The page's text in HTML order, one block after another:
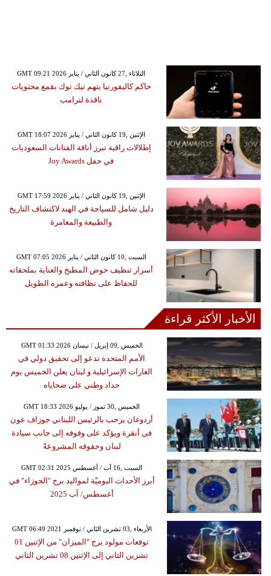
GMT 09:21 2026 الثلاثاء ,27 كانون الثاني / يناير
حاكم كاليفورنيا يتهم تيك توك بقمع محتويات
ناقدة لترامب
GMT 18:07 2026 الإثنين ,19 كانون الثاني / يناير
إطلالات راقية تبرز أناقة الفنانات السعوديات
في حفل Joy Awards
GMT 17:59 2026 الإثنين ,19 كانون الثاني / يناير
دليل شامل للسياحة في الهند لاكتشاف التاريخ
والطبيعة والمغامرة
GMT 07:05 2026 السبت ,10 كانون الثاني / يناير
أسرار تنظيف حوض المطبخ والعناية بملحقاته
للحفاظ على نظافته وعمره الطويل
الأخبار الأكثر قراءة
GMT 01:33 2026 الخميس ,09 إبريل / نيسان
الأمم المتحدة تدعو إلى تحقيق دولي في
الغارات الإسرائيلية و لبنان يعلن الخميس يوم
حداد وطني على ضحاياه
GMT 18:33 2026 الخميس ,30 تموز / يوليو
أردوغان يرحب بالرئيس اللبناني جوزاف عون
في أنقرة ويؤكد على وقوفه إلى جانب سيادة
لبنان وحقوقه المشروعةً
GMT 02:31 2025 السبت ,16 آب / أغسطس
أبرز الأحداث اليوميّة لمواليد برج "الجوزاء" في
أغسطس/ آب 2025
GMT 06:49 2021 الأربعاء ,03 تشرين الثاني / نوفمبر
توقعات مولود برج "الميزان" من الإثنين 01
تشرين الثاني إلى الإثنين 08 تشرين الثاني